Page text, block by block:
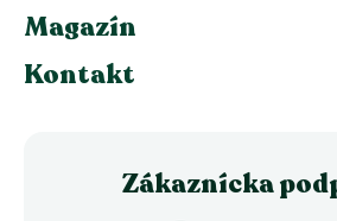
Magazín
Kontakt
Zákaznícka